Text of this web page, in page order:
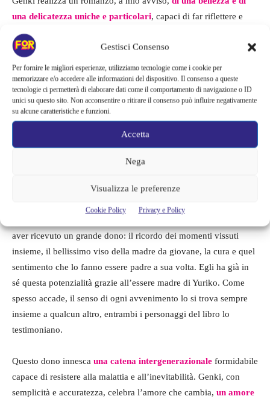
Gestisci Consenso
Per fornire le migliori esperienze, utilizziamo tecnologie come i cookie per
memorizzare e/o accedere alle informazioni del dispositivo. Il consenso a queste
tecnologie ci permetterà di elaborare dati come il comportamento di navigazione o ID
unici su questo sito. Non acconsentire o ritirare il consenso può influire negativamente
su alcune caratteristiche e funzioni.
Accetta
Nega
Visualizza le preferenze
Cookie Policy Privacy e Policy
una delicatezza uniche e particolari, capaci di far riflettere e
immedesimare.
ditrasformare la fragilità in occasioneper amare fino in fondo
nonostante tutto. Amare i difetti, i limiti, gli sbagli, i silenzi, le
distanze, le dimenticanze che i protagonisti vivono su se stessi.
Non basterebbe un libro o una storia per narrare le molteplici
forme attraverso cui si manifesta e si esprime l’amore tra una
madre e un figlio. Però questa vicenda in particolare potrebbe
scelte. Il diario nascosto, la fuga, la paura di Izumi ne sono un
nella logica dell’amore incondizionato
aver ricevuto un grande dono: il ricordo dei momenti vissuti
insieme, il bellissimo viso della madre da giovane, la cura e quel
sentimento che lo fanno essere padre a sua volta. Egli ha già in
sé questa potenzialità grazie all’essere madre di Yuriko. Come
spesso accade, il senso di ogni avvenimento lo si trova sempre
insieme a qualcun altro, entrambi i personaggi del libro lo
testimoniano.
Questo dono innesca una catena intergenerazionale formidabile
capace di resistere alla malattia e all’inevitabilità. Genki, con
semplicità e accuratezza, celebra l’amore che cambia, un amore